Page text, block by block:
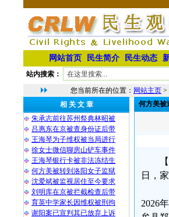
网站首页 民生简介 民生动态
站内搜索：
您当前所在的位置： 网站主页 >
相 关 文 章
朱承志前往苏州祭典林昭被
吕惠东在京被查身份证后带
王海琴为子维权被当局进行
徐女士微信聊房山铲车事件
王海琴银行卡被非法冻结生
何方美被转到洛阳女子监狱
沈爱斌被监视居住至今要求
刘明库在京被拦截检查后带
育英中学家长因维权被刑拘
谢阳案已宣判其已放弃上诉
何方美被
日，
2026